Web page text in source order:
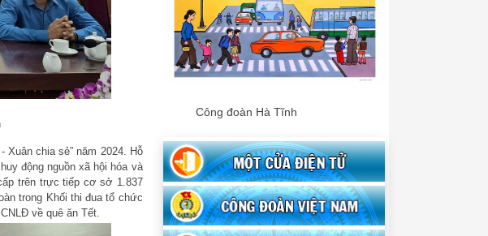
chia sẻ” năm 2024. Hỗ
động nguồn xã hội hóa và
trên trực tiếp cơ sở 1.837
trong Khối thi đua tổ chức
về quê ăn Tết.
Công đoàn Hà Tĩnh